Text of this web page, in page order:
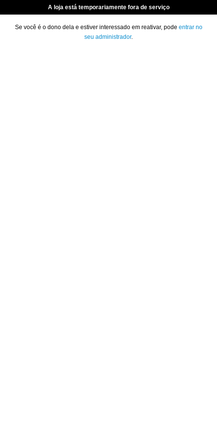
A loja está temporariamente fora de serviço
Se você é o dono dela e estiver interessado em reativar, pode entrar no
seu administrador.